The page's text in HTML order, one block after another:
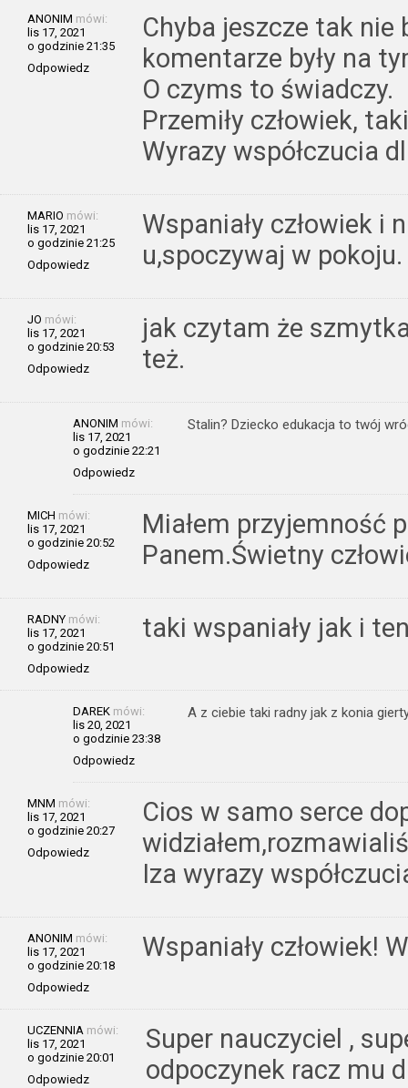
ANONIM mówi:
lis 17, 2021
o godzinie 21:35
Odpowiedz
Chyba jeszcze tak nie
komentarze były na
O czyms to świadczy.
Przemiły człowiek,
Wyrazy współczucia
MARIO mówi:
lis 17, 2021
o godzinie 21:25
Odpowiedz
Wspaniały człowiek i
u,spoczywaj w pokoju.
JO mówi:
lis 17, 2021
o godzinie 20:53
Odpowiedz
jak czytam że
też.
ANONIM mówi:
lis 17, 2021
o godzinie 22:21
Odpowiedz
Stalin? Dziecko edukacja to twój
MICH mówi:
lis 17, 2021
o godzinie 20:52
Odpowiedz
Miałem przyjemność
Panem.Świetny
RADNY mówi:
lis 17, 2021
o godzinie 20:51
Odpowiedz
taki wspaniały jak i
DAREK mówi:
lis 20, 2021
o godzinie 23:38
Odpowiedz
A z ciebie taki radny jak z konia
MNM mówi:
lis 17, 2021
o godzinie 20:27
Odpowiedz
Cios w samo serce
Iza wyrazy
ANONIM mówi:
lis 17, 2021
o godzinie 20:18
Odpowiedz
Wspaniały człowiek!
UCZENNIA mówi:
lis 17, 2021
o godzinie 20:01
Odpowiedz
Super nauczyciel ,
odpoczynek racz mu